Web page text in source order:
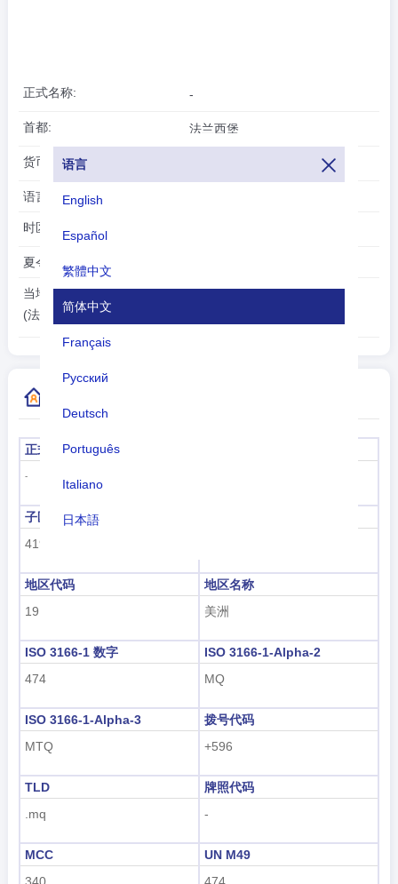
语言
English
Español
繁體中文
简体中文
Français
Русский
Deutsch
Português
Italiano
日本語
tiếng Việt
한국어
正式名称: -
首都: 法兰西堡
货币:
语言:
时区:
夏令时:
当地时间:
(法兰西堡)
2026-08-06
23:03:43
正式名称
-
子区域代码
419
地区代码
19
地区名称
美洲
ISO 3166-1 数字
474
ISO 3166-1-Alpha-2
MQ
ISO 3166-1-Alpha-3
MTQ
拨号代码
+596
TLD
.mq
牌照代码
-
MCC
UN M49